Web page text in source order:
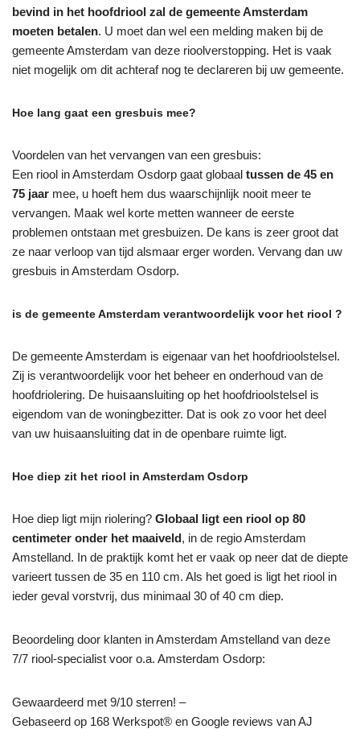
bevind in het hoofdriool zal de gemeente Amsterdam
moeten betalen. U moet dan wel een melding maken bij de
gemeente Amsterdam van deze rioolverstopping. Het is vaak
niet mogelijk om dit achteraf nog te declareren bij uw gemeente.
Hoe lang gaat een gresbuis mee?
Voordelen van het vervangen van een gresbuis:
Een riool in Amsterdam Osdorp gaat globaal tussen de 45 en
75 jaar mee, u hoeft hem dus waarschijnlijk nooit meer te
vervangen. Maak wel korte metten wanneer de eerste
problemen ontstaan met gresbuizen. De kans is zeer groot dat
ze naar verloop van tijd alsmaar erger worden. Vervang dan uw
gresbuis in Amsterdam Osdorp.
is de gemeente Amsterdam verantwoordelijk voor het riool ?
De gemeente Amsterdam is eigenaar van het hoofdrioolstelsel.
Zij is verantwoordelijk voor het beheer en onderhoud van de
hoofdriolering. De huisaansluiting op het hoofdrioolstelsel is
eigendom van de woningbezitter. Dat is ook zo voor het deel
van uw huisaansluiting dat in de openbare ruimte ligt.
Hoe diep zit het riool in Amsterdam Osdorp
Hoe diep ligt mijn riolering? Globaal ligt een riool op 80
centimeter onder het maaiveld, in de regio Amsterdam
Amstelland. In de praktijk komt het er vaak op neer dat de diepte
varieert tussen de 35 en 110 cm. Als het goed is ligt het riool in
ieder geval vorstvrij, dus minimaal 30 of 40 cm diep.
Beoordeling door klanten in Amsterdam Amstelland van deze
7/7 riool-specialist voor o.a. Amsterdam Osdorp:
Gewaardeerd met 9/10 sterren! –
Gebaseerd op 168 Werkspot® en Google reviews van AJ